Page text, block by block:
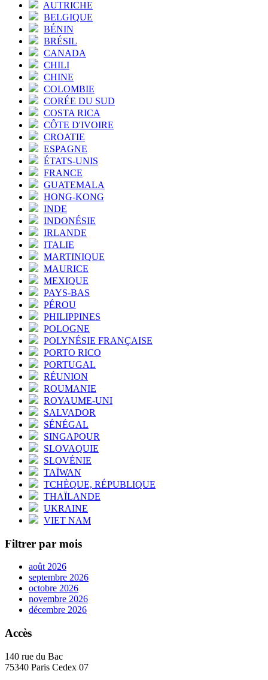
AUTRICHE
BELGIQUE
BÉNIN
BRÉSIL
CANADA
CHILI
CHINE
COLOMBIE
CORÉE DU SUD
COSTA RICA
CÔTE D'IVOIRE
CROATIE
ESPAGNE
ÉTATS-UNIS
FRANCE
GUATEMALA
HONG-KONG
INDE
INDONÉSIE
IRLANDE
ITALIE
MARTINIQUE
MAURICE
MEXIQUE
PAYS-BAS
PÉROU
PHILIPPINES
POLOGNE
POLYNÉSIE FRANÇAISE
PORTO RICO
PORTUGAL
RÉUNION
ROUMANIE
ROYAUME-UNI
SALVADOR
SÉNÉGAL
SINGAPOUR
SLOVAQUIE
SLOVÉNIE
TAÏWAN
TCHÈQUE, RÉPUBLIQUE
THAÏLANDE
UKRAINE
VIET NAM
Filtrer par mois
août 2026
septembre 2026
octobre 2026
novembre 2026
décembre 2026
Accès
140 rue du Bac
75340 Paris Cedex 07